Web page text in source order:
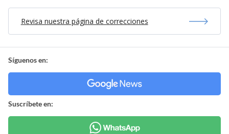
Revisa nuestra página de correcciones
Síguenos en:
Suscríbete en: